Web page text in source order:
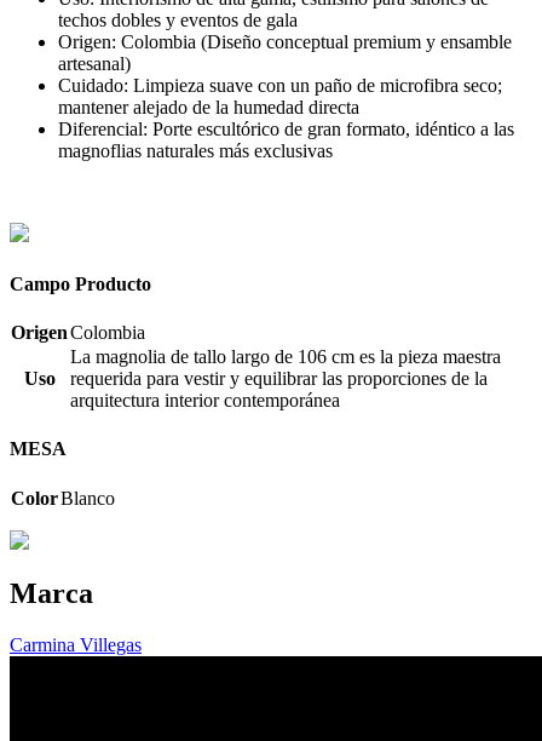
techos dobles y eventos de gala
Origen: Colombia (Diseño conceptual premium y ensamble
artesanal)
Cuidado: Limpieza suave con un paño de microfibra seco;
mantener alejado de la humedad directa
Diferencial: Porte escultórico de gran formato, idéntico a las
magnoflias naturales más exclusivas
Campo Producto
OrigenColombia
Uso
La magnolia de tallo largo de 106 cm es la pieza maestra
requerida para vestir y equilibrar las proporciones de la
arquitectura interior contemporánea
MESA
ColorBlanco
Marca
Carmina Villegas